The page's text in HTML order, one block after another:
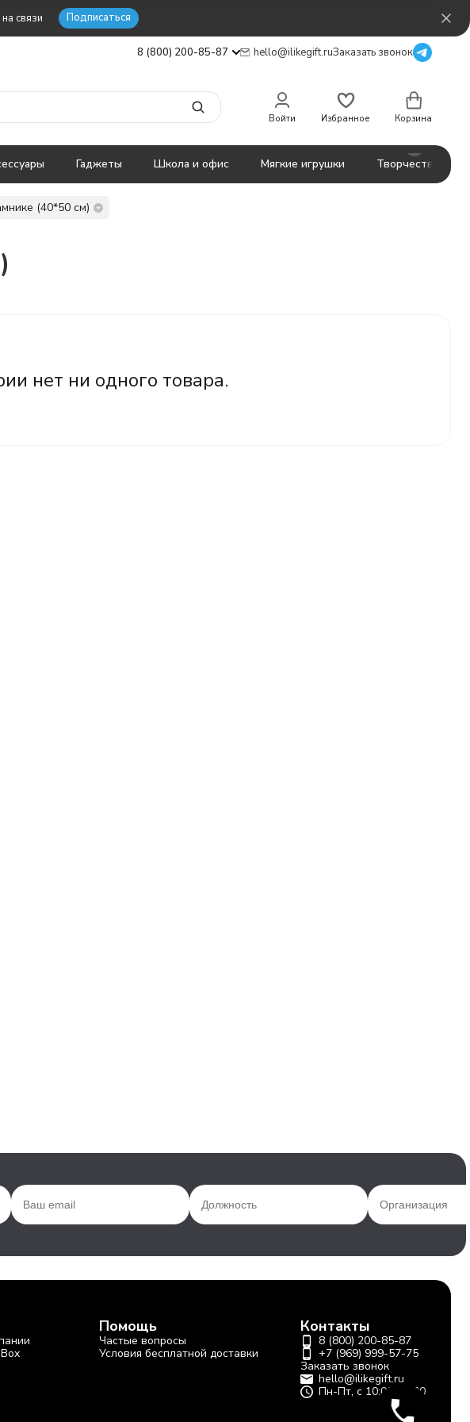
связи Подписаться
8 (800) 200-85-87 hello@ilikegift.ruЗаказать звонок
Войти Избранное Корзина
Гаджеты Школа и офис Мягкие игрушки Творчество
(40*50 см)
нет ни одного товара.
Помощь
Частые вопросы
Условия бесплатной доставки
Контакты
8 (800) 200-85-87
+7 (969) 999-57-75
Заказать звонок
hello@ilikegift.ru
Пн-Пт, с 10:00-19:00